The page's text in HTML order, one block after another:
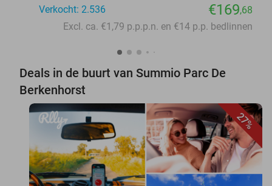
Verkocht: 2.536
€169,68
Excl. ca. €1,79 p.p.p.n. en €14 p.p. bedlinnen
Deals in de buurt van Summio Parc De
Berkenhorst
27%